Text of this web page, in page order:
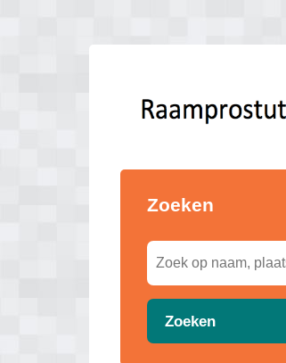
Zoeken
Zoeken